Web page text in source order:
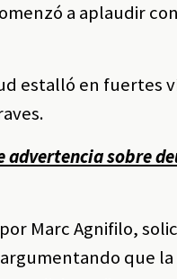
a aplaudir
estalló en fuertes
advertencia sobre
Marc Agnifilo,
que